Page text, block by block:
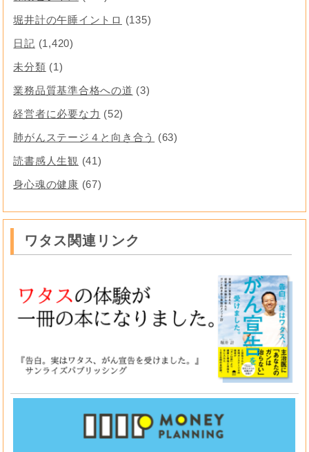
堀井計の午睡イントロ (135)
日記 (1,420)
未分類 (1)
業務品質基準合格への道 (3)
経営者に必要な力 (52)
肺がんステージ４と向き合う
(63)
読書感人生観 (41)
身心魂の健康 (67)
ワタス関連リンク